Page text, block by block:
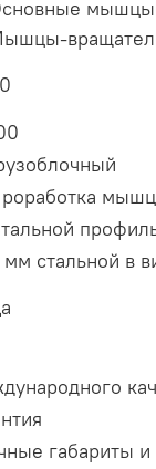
мышц
мм стальной в
габариты и